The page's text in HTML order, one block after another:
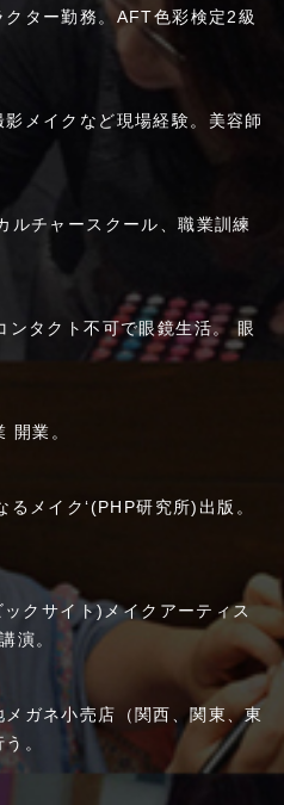
ター勤務。AFT色彩検定2級
メイクなど現場経験。美容師
ルチャースクール、職業訓練
ンタクト不可で眼鏡生活。 眼
開業。
メイク‘(PHP研究所)出版。
クサイト)メイクアーティス
演。
ガネ小売店（関西、関東、東
。